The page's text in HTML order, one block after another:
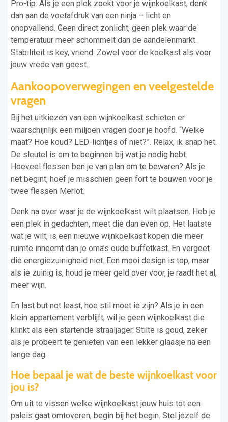
Pro-tip: Als je een plek zoekt voor je wijnkoelkast, denk
dan aan de voetafdruk van een ninja – licht en
onopvallend. Geen direct zonlicht, geen plek waar de
temperatuur meer schommelt dan de aandelenmarkt.
Stabiliteit is key, vriend. Zowel voor de koelkast als voor
jouw vrede van geest.
Aankoopoverwegingen en veelgestelde
vragen
Bij het uitkiezen van een wijnkoelkast schieten er
waarschijnlijk een miljoen vragen door je hoofd. “Welke
maat? Hoe koud? LED-lichtjes of niet?”. Relax, ik snap het.
De sleutel is om te beginnen bij wat je nodig hebt.
Hoeveel flessen ben je van plan om te bewaren? Als je
net begint, hoef je misschien geen fort te bouwen voor je
twee flessen Merlot.
Denk na over waar je de wijnkoelkast wilt plaatsen. Heb je
een plek in gedachten, meet die dan even op. Het laatste
wat je wilt, is een nieuwe wijnkoelkast kopen die meer
ruimte inneemt dan je oma’s oude buffetkast. En vergeet
die energiezuinigheid niet. Een mooi design is top, maar
als ie zuinig is, houd je meer geld over voor, je raadt het al,
meer wijn.
En last but not least, hoe stil moet ie zijn? Als je in een
klein appartement verblijft, wil je geen wijnkoelkast die
klinkt als een startende straaljager. Stilte is goud, zeker
als je probeert te genieten van een lekker glaasje na een
lange dag.
Hoe bepaal je wat de beste wijnkoelkast voor
jou is?
Om uit te vissen welke wijnkoelkast jouw huis tot een
paleis gaat omtoveren, begin bij het begin. Stel jezelf de